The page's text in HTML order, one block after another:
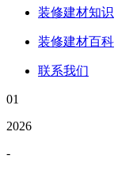
装修建材知识
装修建材百科
联系我们
01
2026
-